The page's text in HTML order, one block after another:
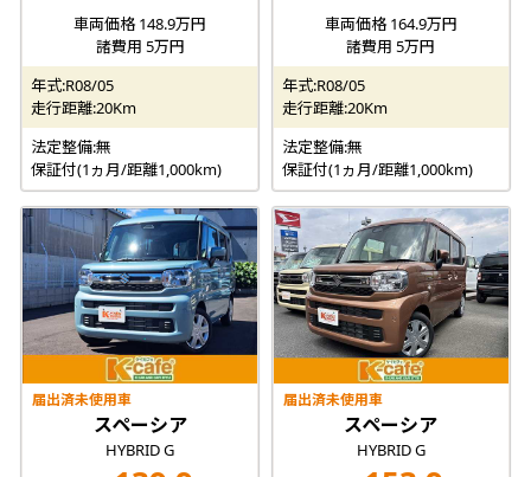
車両価格 148.9万円
諸費用 5万円
年式:R08/05
走行距離:20Km
法定整備:無
保証付(1ヵ月/距離1,000km)
車両価格 164.9万円
諸費用 5万円
年式:R08/05
走行距離:20Km
法定整備:無
保証付(1ヵ月/距離1,000km)
届出済未使用車
スペーシア
HYBRID G
届出済未使用車
スペーシア
HYBRID G